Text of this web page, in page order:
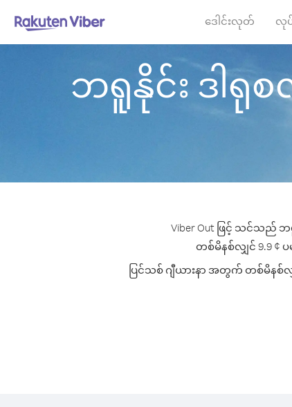
ဒေါင်းလုတ် လုပ်
ဘရူနိုင်း ဒါရု
Viber Out ဖြင့် သင်သည်
တစ်မိနစ်လျှင် 9.9 ¢
ပြင်သစ် ဂျီယားနာ အတွက် တစ်မိနစ်